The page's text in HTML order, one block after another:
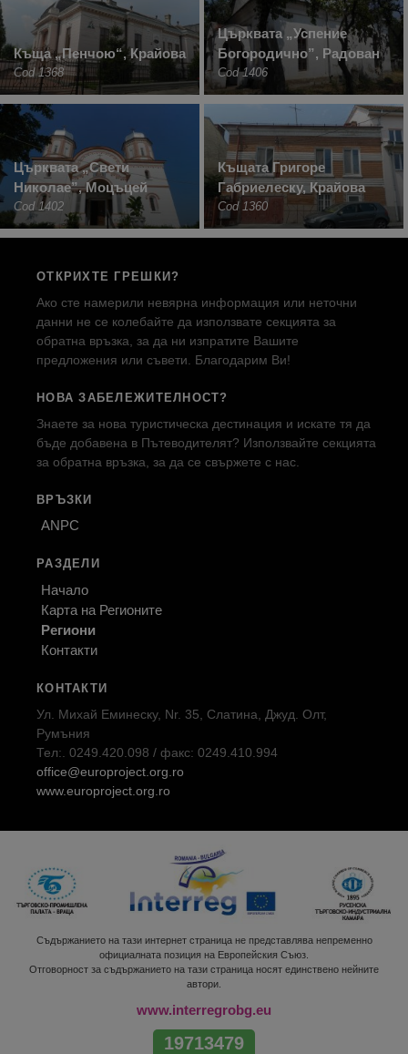
Къща „Пенчою“, Крайова
Cod 1368
Църквата „Успение
Богородично”, Радован
Cod 1406
Църквата „Свети
Николае”, Моцъцей
Cod 1402
Къщата Григоре
Габриелеску, Крайова
Cod 1360
ОТКРИХТЕ ГРЕШКИ?
Ако сте намерили невярна информация или неточни
данни не се колебайте да използвате секцията за
обратна връзка, за да ни изпратите Вашите
предложения или съвети. Благодарим Ви!
НОВА ЗАБЕЛЕЖИТЕЛНОСТ?
Знаете за нова туристическа дестинация и искате тя да
бъде добавена в Пътеводителят? Използвайте секцията
за обратна връзка, за да се свържете с нас.
ВРЪЗКИ
ANPC
РАЗДЕЛИ
Начало
Карта на Регионите
Региони
Контакти
КОНТАКТИ
Ул. Михай Еминеску, Nr. 35, Слатина, Джуд. Олт,
Румъния
Тел:. 0249.420.098 / факс: 0249.410.994
office@europroject.org.ro
www.europroject.org.ro
Съдържанието на тази интернет страница не представлява непременно
официалната позиция на Европейския Съюз.
Отговорност за съдържанието на тази страница носят единствено нейните
автори.
www.interregrobg.eu
19713479